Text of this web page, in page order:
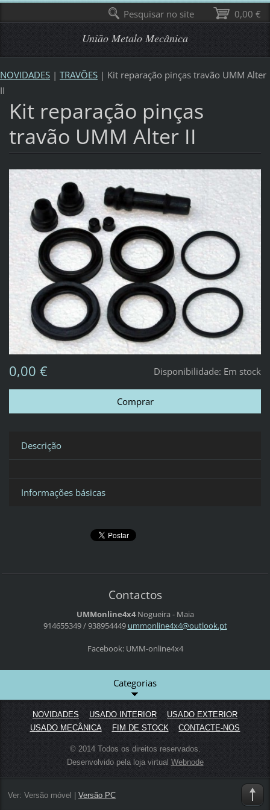
União Metalo Mecânica
NOVIDADES | TRAVÕES | Kit reparação pinças travão UMM Alter
II
Kit reparação pinças
travão UMM Alter II
Disponibilidade: Em stock
0,00 €
Descrição
Informações básicas
Contactos
UMMonline4x4 Nogueira - Maia
914655349 / 938954449 ummonline4x4@outlook.pt
Facebook: UMM-online4x4
Categorias
NOVIDADES USADO INTERIOR
USADO EXTERIOR
USADO MECÂNICA
FIM DE STOCK CONTACTE-NOS
© 2014 Todos os direitos reservados.
Desenvolvido pela loja virtual Webnode
Ver: Versão móvel Versão PC
0,00 €
Pesquisar no site